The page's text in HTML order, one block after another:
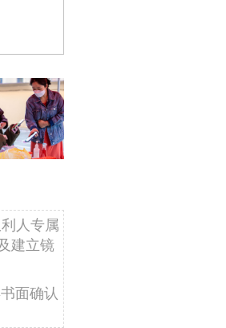
人专属
建立镜
面确认